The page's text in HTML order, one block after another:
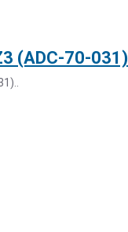
(ADC-70-031)